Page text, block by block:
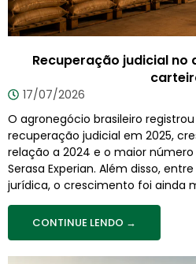
Recuperação judicial no
17/07/2026
O agronegócio brasileiro registrou
recuperação judicial em 2025,
relação a 2024 e o maior
Serasa Experian. Além disso,
jurídica, o crescimento foi ainda
CONTINUE LENDO →